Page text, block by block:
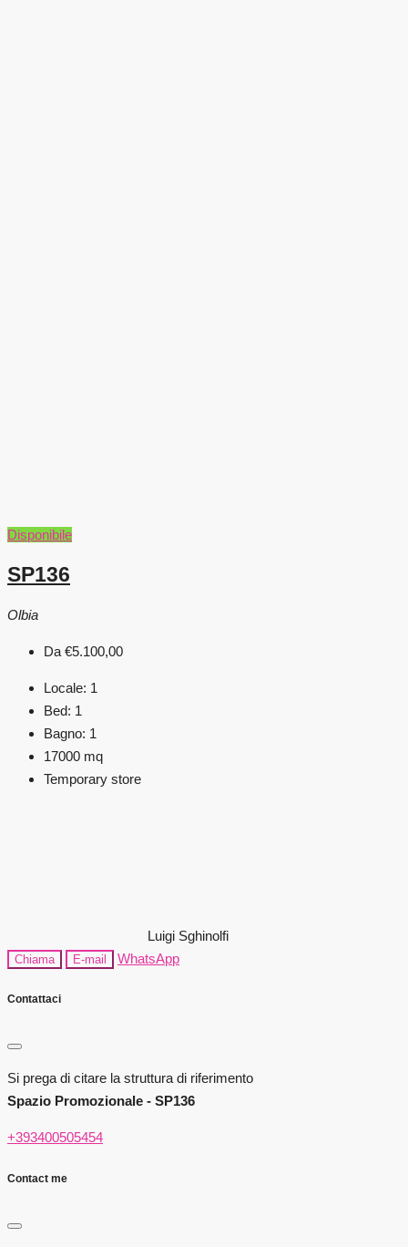
Disponibile
SP136
Olbia
Da €5.100,00
Locale: 1
Bed: 1
Bagno: 1
17000 mq
Temporary store
Luigi Sghinolfi
Chiama E-mail WhatsApp
Contattaci
Si prega di citare la struttura di riferimento
Spazio Promozionale - SP136
+393400505454
Contact me